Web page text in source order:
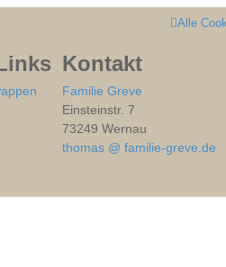
Alle
Kontakt
Familie Greve
Einsteinstr. 7
73249 Wernau
thomas @ familie-greve.de